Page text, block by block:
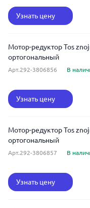
Узнать цену
Мотор-редуктор Tos
ортогональный
Арт.292-3806856 В
Узнать цену
Мотор-редуктор Tos
ортогональный
Арт.292-3806857 В
Узнать цену